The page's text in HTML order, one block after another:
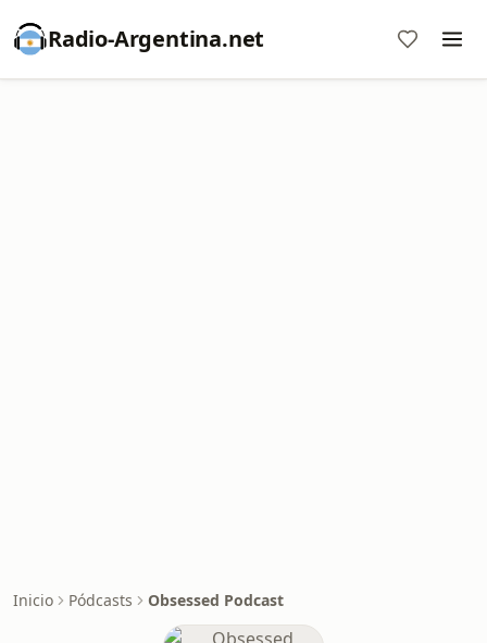
Radio-Argentina.net
Inicio Pódcasts Obsessed Podcast